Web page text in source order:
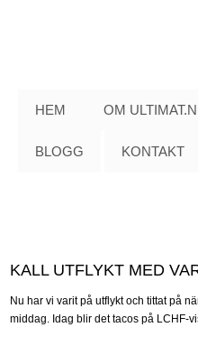
HEM OM
BLOGG KONTAKT
KALL UTFLYKT MED
Nu har vi varit på utflykt och tittat på
middag. Idag blir det tacos på LCHF-